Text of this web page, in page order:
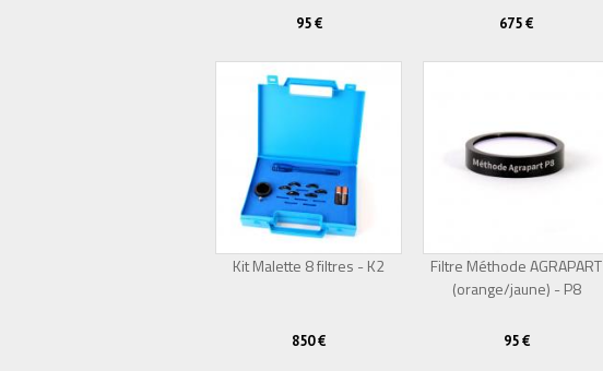
95 € 675 €
Kit Malette 8 filtres - K2
850 €
Filtre Méthode AGRAPART
(orange/jaune) - P8
95 €